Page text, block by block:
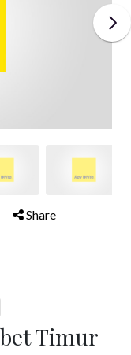
Share
Timur